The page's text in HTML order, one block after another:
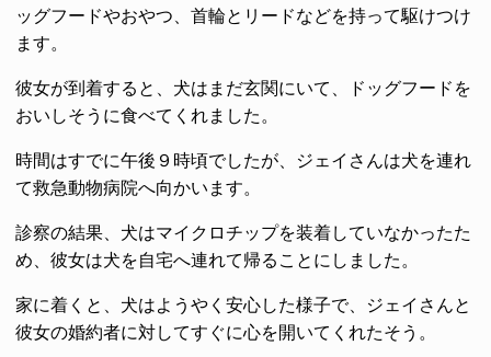
ッグフードやおやつ、首輪とリードなどを持って駆けつけ
ます。
彼女が到着すると、犬はまだ玄関にいて、ドッグフードを
おいしそうに食べてくれました。
時間はすでに午後９時頃でしたが、ジェイさんは犬を連れ
て救急動物病院へ向かいます。
診察の結果、犬はマイクロチップを装着していなかったた
め、彼女は犬を自宅へ連れて帰ることにしました。
家に着くと、犬はようやく安心した様子で、ジェイさんと
彼女の婚約者に対してすぐに心を開いてくれたそう。